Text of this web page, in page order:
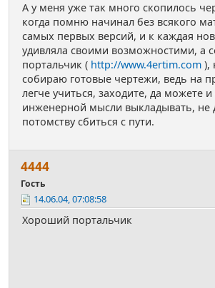
А у меня уже так много скопилось
когда помню начинал без всякого
самых первых версий, и к каждая
удивляла своими возможностими, а
портальчик ( http://www.4ertim.com ),
собираю готовые чертежи, ведь на
легче учиться, заходите, да можете и
инженерной мысли выкладывать, не
потомству сбиться с пути.
4444
Гость
14.06.04, 07:08:58
Хороший портальчик